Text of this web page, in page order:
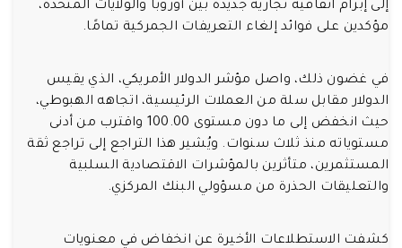
إلى إبرام اتفاقية تجارية جديدة بين أوروبا والولايات المتحدة،
مؤكدين على فوائد إلغاء التعريفات الجمركية تمامًا.
في غضون ذلك، واصل مؤشر الدولار الأمريكي، الذي يقيس
الدولار مقابل سلة من العملات الرئيسية، اتجاهه الهبوطي،
حيث انخفض إلى ما دون مستوى 100.00 واقترب من أدنى
مستوياته منذ ثلاث سنوات. ويُشير هذا التراجع إلى تراجع ثقة
المستثمرين، متأثرين بالمؤشرات الاقتصادية السلبية
والتعليقات الحذرة من مسؤولي البنك المركزي.
كشفت الاستطلاعات الأخيرة عن انخفاض في معنويات